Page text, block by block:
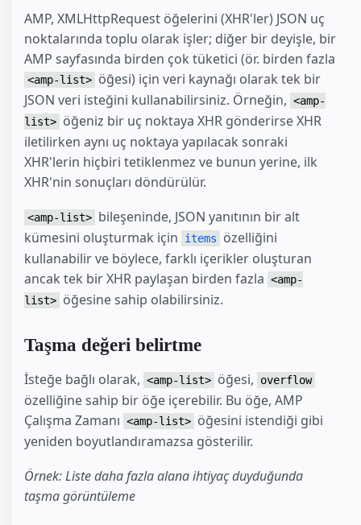
AMP, XMLHttpRequest öğelerini (XHR'ler) JSON uç
noktalarında toplu olarak işler; diğer bir deyişle, bir
AMP sayfasında birden çok tüketici (ör. birden fazla
<amp-list> öğesi) için veri kaynağı olarak tek bir
JSON veri isteğini kullanabilirsiniz. Örneğin, <amp-
list> öğeniz bir uç noktaya XHR gönderirse XHR
iletilirken aynı uç noktaya yapılacak sonraki
XHR'lerin hiçbiri tetiklenmez ve bunun yerine, ilk
XHR'nin sonuçları döndürülür.
<amp-list> bileşeninde, JSON yanıtının bir alt
kümesini oluşturmak için
items
özelliğini
kullanabilir ve böylece, farklı içerikler oluşturan
ancak tek bir XHR paylaşan birden fazla <amp-
list> öğesine sahip olabilirsiniz.
Taşma değeri belirtme
İsteğe bağlı olarak, <amp-list> öğesi, overflow
özelliğine sahip bir öğe içerebilir. Bu öğe, AMP
Çalışma Zamanı <amp-list> öğesini istendiği gibi
yeniden boyutlandıramazsa gösterilir.
Örnek: Liste daha fazla alana ihtiyaç duyduğunda
taşma görüntüleme